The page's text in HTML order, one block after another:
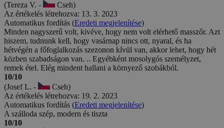
(Tereza V. -
Cseh)
Az értékelés létrehozva: 13. 3. 2023
Automatikus fordítás (Eredeti megjelenítése)
Minden nagyszerű volt, kivéve, hogy nem volt elérhető masszőr. Azt
hiszem, tudnunk kell, hogy vasárnap nincs ott, nyaral, és ha
hétvégén a főfoglalkozás szezonon kívül van, akkor lehet, hogy hét
közben szabadságon van. .. Egyébként mosolygós személyzet,
remek étel. Elég mindent hallani a környező szobákból.
10/10
(Josef L. -
Cseh)
Az értékelés létrehozva: 19. 2. 2023
Automatikus fordítás (Eredeti megjelenítése)
A szálloda szép, modern és tiszta
10/10